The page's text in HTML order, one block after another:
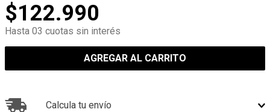
$122.990
Hasta 03 cuotas sin interés
AGREGAR AL CARRITO
Calcula tu envío